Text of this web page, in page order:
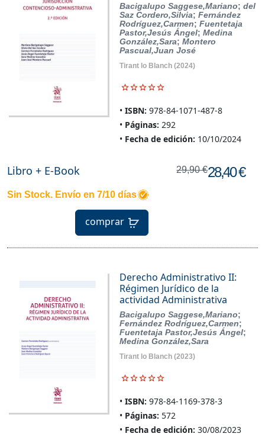
Bacigalupo Saggese,Mariano; del
Saz Cordero,Silvia; Fernández
Rodríguez,Carmen; Fuentetaja
Pastor,Jesús Ángel; Medina
González,Sara; Montero
Pascual,Juan José
Tirant lo Blanch(2024)
ISBN: 978-84-1071-487-8
Páginas: 292
Fecha de edición: 10/10/2024
Libro + E-Book 29,90 €28,40 €
Sin Stock. Envío en 7/10 días
comprar
Derecho Administrativo II:
Régimen Jurídico de la
actividad Administrativa
Bacigalupo Saggese,Mariano;
Fernández Rodríguez,Carmen;
Fuentetaja Pastor,Jesús Ángel;
Medina González,Sara
Tirant lo Blanch(2023)
ISBN: 978-84-1169-378-3
Páginas: 572
Fecha de edición: 30/08/2023